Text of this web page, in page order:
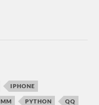
IPHONE
MM PYTHON QQ